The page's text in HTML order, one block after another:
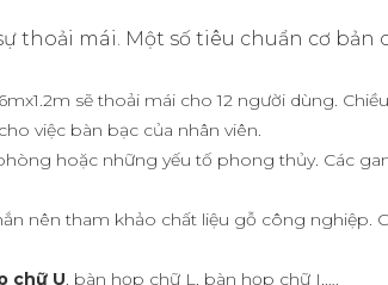
thoải mái. Một số tiêu chuẩn cơ bản
sẽ thoải mái cho 12 người dùng.
việc bàn bạc của nhân viên.
hoặc những yếu tố phong thủy. Các
nên tham khảo chất liệu gỗ công nghiệp.
chữ U, bàn họp chữ L, bàn họp chữ I,….